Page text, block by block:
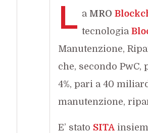
L a MRO
tecnologia
Manutenzione,
che, secondo
4%, pari a 40
manutenzione,
E’ stato SITA